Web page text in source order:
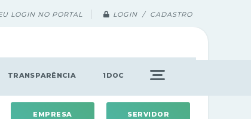
LOGIN NO PORTAL LOGIN / CADASTRO
TRANSPARÊNCIA 1DOC
EMPRESA SERVIDOR